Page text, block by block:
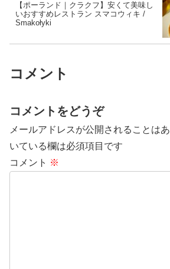
【ポーランド｜クラクフ】安くて美味し
いおすすめレストラン スマコウィキ /
Smakołyki
コメント
コメントをどうぞ
メールアドレスが公開されることはあ
いている欄は必須項目です
コメント ※